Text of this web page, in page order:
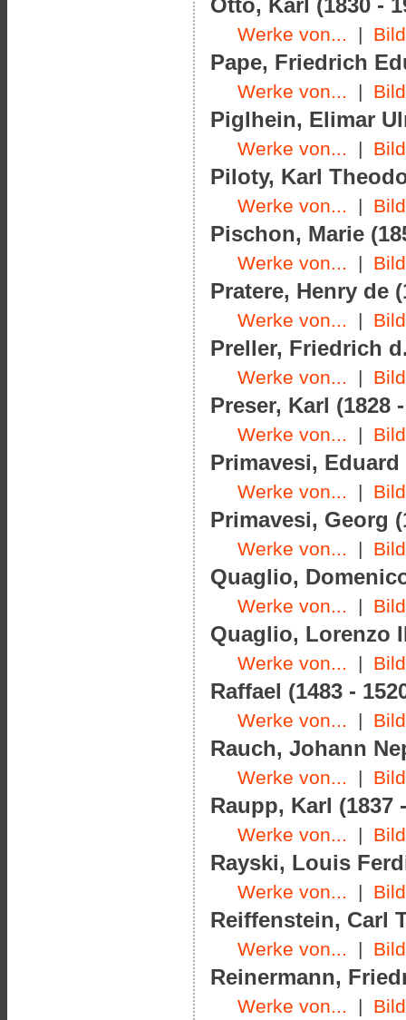
Werke von... |
Pape, Friedrich
Werke von... |
Piglhein, Elimar
Werke von... |
Piloty, Karl
Werke von... |
Pischon, Marie
Werke von... |
Pratere, Henry de
Werke von... |
Preller, Friedrich
Werke von... |
Preser, Karl (1828
Werke von... |
Primavesi, Eduard
Werke von... |
Primavesi, Georg
Werke von... |
Quaglio,
Werke von... |
Quaglio, Lorenzo
Werke von... |
Raffael (1483 -
Werke von... |
Rauch, Johann
Werke von... |
Raupp, Karl (1837
Werke von... |
Rayski, Louis
Werke von... |
Reiffenstein, Carl
Werke von... |
Reinermann,
Werke von... |